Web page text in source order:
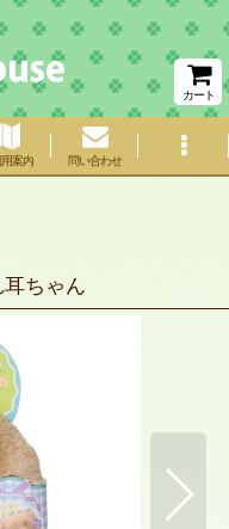
カート
用案内 問い合わせ
ちゃん